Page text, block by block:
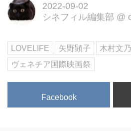
2022-09-02
シネフィル編集部 @
LOVELIFE 矢野顕子 木村文乃
ヴェネチア国際映画祭
Facebook